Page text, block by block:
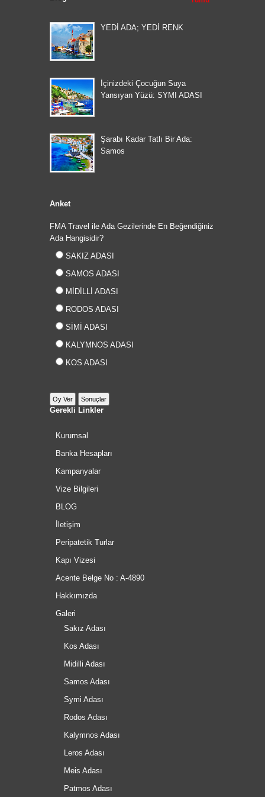
YEDİ ADA; YEDİ RENK
İçinizdeki Çocuğun Suya
Yansıyan Yüzü: SYMI ADASI
Şarabı Kadar Tatlı Bir Ada:
Samos
Anket
FMA Travel ile Ada Gezilerinde En Beğendiğiniz
Ada Hangisidir?
SAKIZ ADASI
SAMOS ADASI
MİDİLLİ ADASI
RODOS ADASI
SİMİ ADASI
KALYMNOS ADASI
KOS ADASI
Gerekli Linkler
Kurumsal
Banka Hesapları
Kampanyalar
Vize Bilgileri
BLOG
İletişim
Peripatetik Turlar
Kapı Vizesi
Acente Belge No : A-4890
Hakkımızda
Galeri
Sakız Adası
Kos Adası
Midilli Adası
Samos Adası
Symi Adası
Rodos Adası
Kalymnos Adası
Leros Adası
Meis Adası
Patmos Adası